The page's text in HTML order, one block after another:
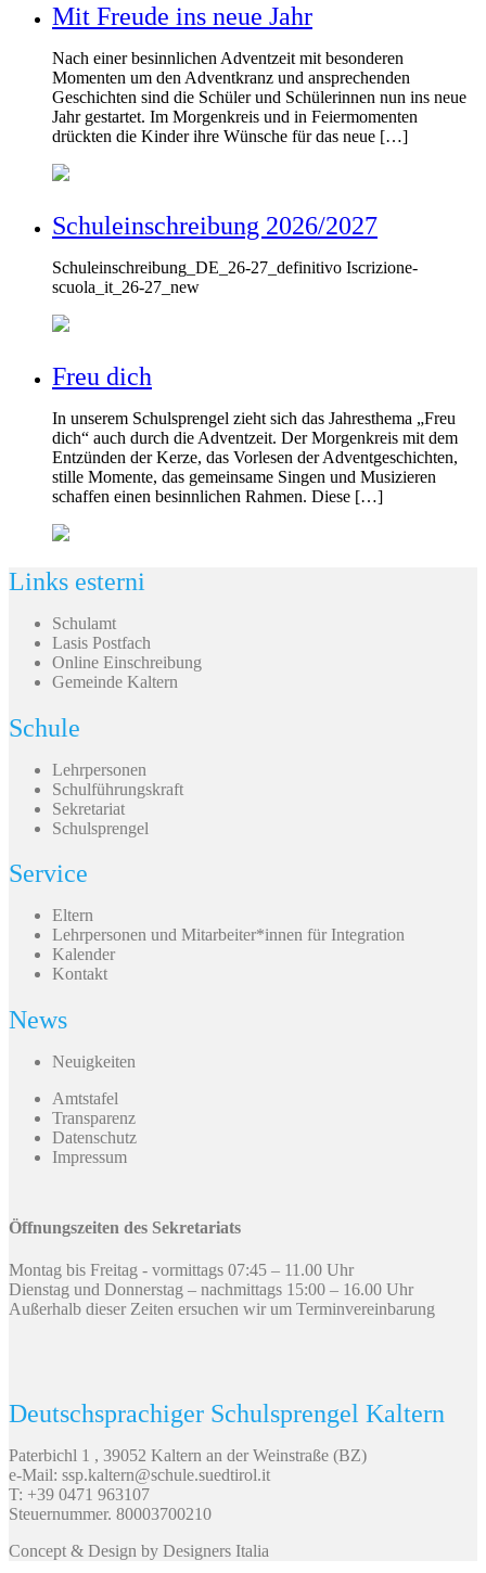
Mit Freude ins neue Jahr
Nach einer besinnlichen Adventzeit mit besonderen
Momenten um den Adventkranz und ansprechenden
Geschichten sind die Schüler und Schülerinnen nun ins neue
Jahr gestartet. Im Morgenkreis und in Feiermomenten
drückten die Kinder ihre Wünsche für das neue […]
Schuleinschreibung 2026/2027
Schuleinschreibung_DE_26-27_definitivo Iscrizione-
scuola_it_26-27_new
Freu dich
In unserem Schulsprengel zieht sich das Jahresthema „Freu
dich“ auch durch die Adventzeit. Der Morgenkreis mit dem
Entzünden der Kerze, das Vorlesen der Adventgeschichten,
stille Momente, das gemeinsame Singen und Musizieren
schaffen einen besinnlichen Rahmen. Diese […]
Links esterni
Schulamt
Lasis Postfach
Online Einschreibung
Gemeinde Kaltern
Schule
Lehrpersonen
Schulführungskraft
Sekretariat
Schulsprengel
Service
Eltern
Lehrpersonen und Mitarbeiter*innen für Integration
Kalender
Kontakt
News
Neuigkeiten
Amtstafel
Transparenz
Datenschutz
Impressum
Öffnungszeiten des Sekretariats
Montag bis Freitag - vormittags 07:45 – 11.00 Uhr
Dienstag und Donnerstag – nachmittags 15:00 – 16.00 Uhr
Außerhalb dieser Zeiten ersuchen wir um Terminvereinbarung
Deutschsprachiger Schulsprengel Kaltern
Paterbichl 1 , 39052 Kaltern an der Weinstraße (BZ)
e-Mail: ssp.kaltern@schule.suedtirol.it
T: +39 0471 963107
Steuernummer. 80003700210
Concept & Design by Designers Italia